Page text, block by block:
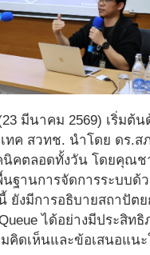
มีนาคม 2569) เริ่ม
ทค สวทช. นำโดย ดร.
คนิคตลอดทั้งวัน โดยคุ
ฐานการจัดการระบบด้ว
ยังมีการอธิบายสถาปัต
ได้อย่างมีประสิท
คิดเห็นและข้อเสนอแน